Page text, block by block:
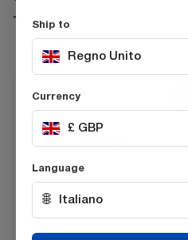
+
Cappuccio piramidale per
palo
Ship to
Regno Unito
Currency
£ GBP
Language
🌐 Italiano